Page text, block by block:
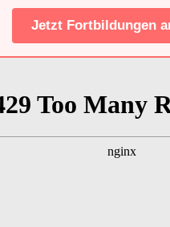
Jetzt Fortbildungen